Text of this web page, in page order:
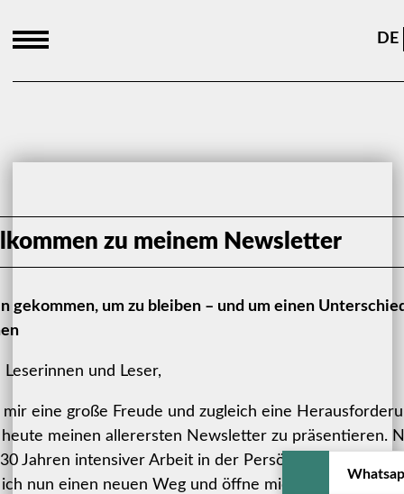
DE
zu meinem Newsletter
gekommen, um zu bleiben – und um einen
Leserinnen und Leser,
mir eine große Freude und zugleich eine
meinen allerersten Newsletter zu präsentieren.
Jahren intensiver Arbeit in der
nun einen neuen Weg und öffne mich der